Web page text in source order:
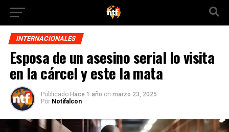
INTERNACIONALES
Esposa de un asesino serial lo visita
en la cárcel y este la mata
Publicado Hace 1 año on marzo 23, 2025
Por Notifalcon